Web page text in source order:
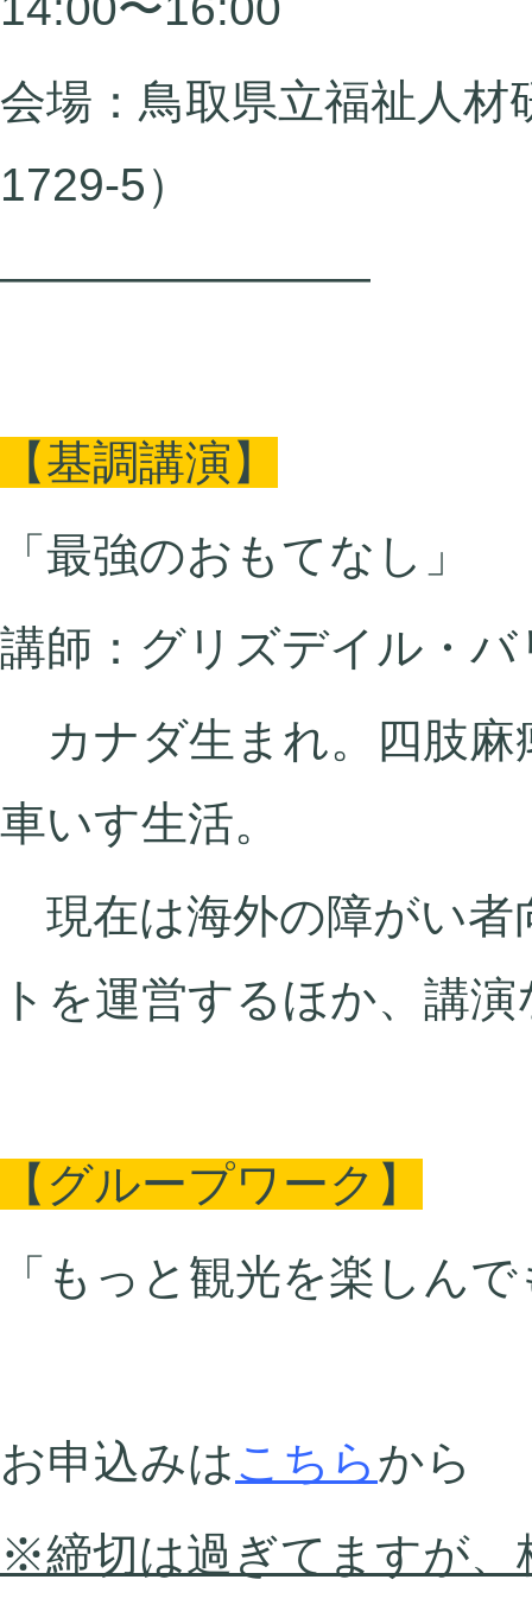
会場： 鳥取県立福祉人材
1729-5）
――――――――
【基調講演】
「最強のおもてなし」
講師：グリズデイル・
カナダ生まれ。四肢麻
車いす生活。
現在は海外の障がい者
トを運営するほか、講
【グループワーク】
「もっと観光を楽しん
お申込みはこちらから
※締切は過ぎてますが、